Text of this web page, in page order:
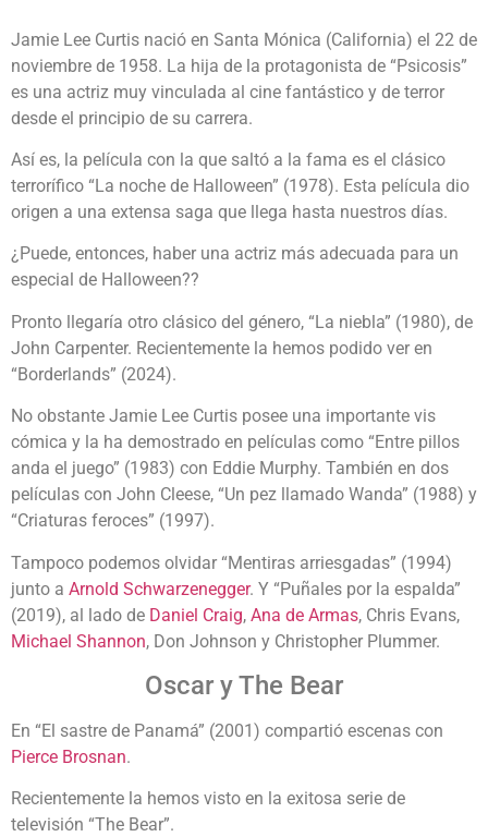
Jamie Lee Curtis nació en Santa Mónica (California) el 22 de
noviembre de 1958. La hija de la protagonista de “Psicosis”
es una actriz muy vinculada al cine fantástico y de terror
desde el principio de su carrera.
Así es, la película con la que saltó a la fama es el clásico
terrorífico “La noche de Halloween” (1978). Esta película dio
origen a una extensa saga que llega hasta nuestros días.
¿Puede, entonces, haber una actriz más adecuada para un
especial de Halloween??
Pronto llegaría otro clásico del género, “La niebla” (1980), de
John Carpenter. Recientemente la hemos podido ver en
“Borderlands” (2024).
No obstante Jamie Lee Curtis posee una importante vis
cómica y la ha demostrado en películas como “Entre pillos
anda el juego” (1983) con Eddie Murphy. También en dos
películas con John Cleese, “Un pez llamado Wanda” (1988) y
“Criaturas feroces” (1997).
Tampoco podemos olvidar “Mentiras arriesgadas” (1994)
junto a Arnold Schwarzenegger. Y “Puñales por la espalda”
(2019), al lado de Daniel Craig, Ana de Armas, Chris Evans,
Michael Shannon, Don Johnson y Christopher Plummer.
Oscar y The Bear
En “El sastre de Panamá” (2001) compartió escenas con
Pierce Brosnan.
Recientemente la hemos visto en la exitosa serie de
televisión “The Bear”.